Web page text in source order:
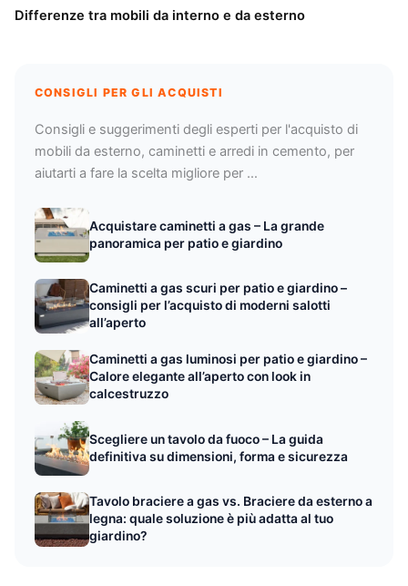
Differenze tra mobili da interno e da esterno
CONSIGLI PER GLI ACQUISTI
Consigli e suggerimenti degli esperti per l'acquisto di
mobili da esterno, caminetti e arredi in cemento, per
aiutarti a fare la scelta migliore per …
Acquistare caminetti a gas – La grande
panoramica per patio e giardino
Caminetti a gas scuri per patio e giardino –
consigli per l’acquisto di moderni salotti
all’aperto
Caminetti a gas luminosi per patio e giardino –
Calore elegante all’aperto con look in
calcestruzzo
Scegliere un tavolo da fuoco – La guida
definitiva su dimensioni, forma e sicurezza
Tavolo braciere a gas vs. Braciere da esterno a
legna: quale soluzione è più adatta al tuo
giardino?